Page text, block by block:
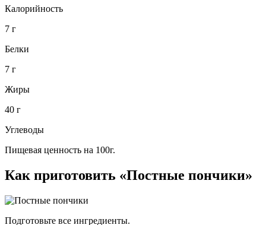
Калорийность
7 г
Белки
7 г
Жиры
40 г
Углеводы
Пищевая ценность на 100г.
Как приготовить «Постные пончики»
Подготовьте все ингредиенты.